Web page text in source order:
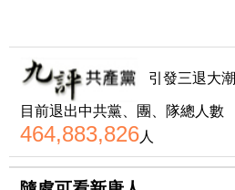
引發三退大潮
目前退出中共黨、團、隊總人數
464,883,826人